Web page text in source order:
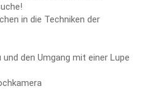
in die Techniken der
den Umgang mit einer Lupe